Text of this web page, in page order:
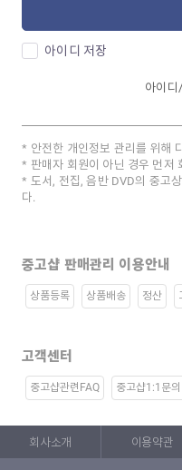
아이디 저장
아이디
안전한 개인정보 관리를 위해
판매자 회원이 아닌 경우 먼저
도서, 전집, 음반 DVD의 중고
다.
중고샵 판매관리 이용안내
상품등록 상품배송 정산
고객센터
중고샵관련FAQ 중고샵1:1문의
회사소개 이용약관